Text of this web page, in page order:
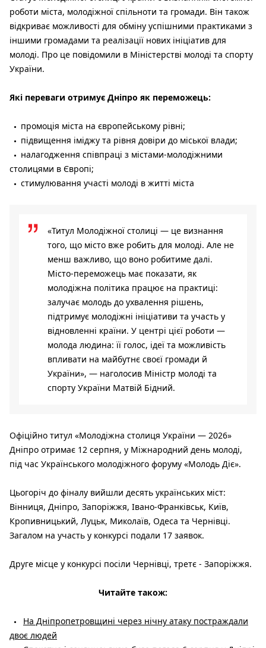
роботи міста, молодіжної спільноти та громади. Він також
відкриває можливості для обміну успішними практиками з
іншими громадами та реалізації нових ініціатив для
молоді. Про це повідомили в Міністерстві молоді та спорту
України.
Які переваги отримує Дніпро як переможець:
промоція міста на європейському рівні;
підвищення іміджу та рівня довіри до міської влади;
налагодження співпраці з містами-молодіжними
столицями в Європі;
стимулювання участі молоді в житті міста
«Титул Молодіжної столиці — це визнання
того, що місто вже робить для молоді. Але не
менш важливо, що воно робитиме далі.
Місто-переможець має показати, як
молодіжна політика працює на практиці:
залучає молодь до ухвалення рішень,
підтримує молодіжні ініціативи та участь у
відновленні країни. У центрі цієї роботи —
молода людина: її голос, ідеї та можливість
впливати на майбутнє своєї громади й
України», — наголосив Міністр молоді та
спорту України Матвій Бідний.
Офіційно титул «Молодіжна столиця України — 2026»
Дніпро отримає 12 серпня, у Міжнародний день молоді,
під час Українського молодіжного форуму «Молодь Діє».
Цьогоріч до фіналу вийшли десять українських міст:
Вінниця, Дніпро, Запоріжжя, Івано-Франківськ, Київ,
Кропивницький, Луцьк, Миколаїв, Одеса та Чернівці.
Загалом на участь у конкурсі подали 17 заявок.
Друге місце у конкурсі посіли Чернівці, третє - Запоріжжя.
Читайте також:
На Дніпропетровщині через нічну атаку постраждали
двоє людей